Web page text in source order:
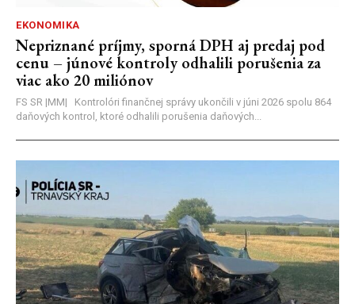
EKONOMIKA
Nepriznané príjmy, sporná DPH aj predaj pod
cenu – júnové kontroly odhalili porušenia za
viac ako 20 miliónov
FS SR |MM| Kontrolóri finančnej správy ukončili v júni 2026 spolu 864
daňových kontrol, ktoré odhalili porušenia daňových...